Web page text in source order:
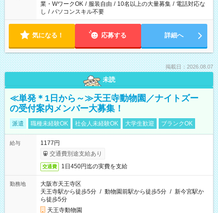
業・WワークOK / 服装自由 / 10名以上の大量募集 / 電話対応な
し / パソコンスキル不要
気になる！ 応募する 詳細へ
掲載日：2026.08.07
未読
≪単発＊1日から～≫天王寺動物園／ナイトズー
の受付案内メンバー大募集！
派遣 職種未経験OK 社会人未経験OK 大学生歓迎 ブランクOK
給与
1177円
交通費別途支給あり
交通費 1日450円迄の実費を支給
勤務地
大阪市天王寺区
天王寺駅から徒歩5分 / 動物園前駅から徒歩5分 / 新今宮駅か
ら徒歩5分
天王寺動物園